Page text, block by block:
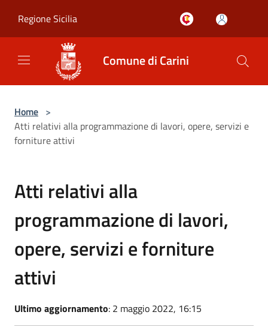
Regione Sicilia
Comune di Carini
Home >
Atti relativi alla programmazione di lavori, opere, servizi e
forniture attivi
Atti relativi alla
programmazione di lavori,
opere, servizi e forniture
attivi
Ultimo aggiornamento: 2 maggio 2022, 16:15